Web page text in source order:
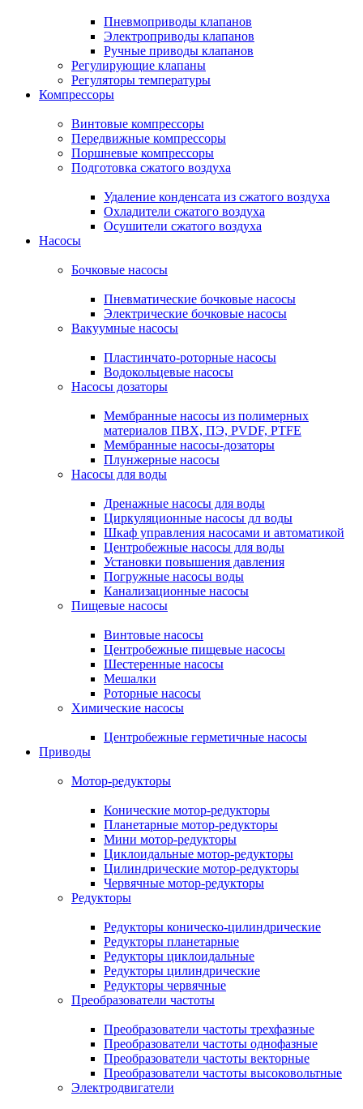
Пневмоприводы клапанов
Электроприводы клапанов
Ручные приводы клапанов
Регулирующие клапаны
Регуляторы температуры
Компрессоры
Винтовые компрессоры
Передвижные компрессоры
Поршневые компрессоры
Подготовка сжатого воздуха
Удаление конденсата из сжатого воздуха
Охладители сжатого воздуха
Осушители сжатого воздуха
Насосы
Бочковые насосы
Пневматические бочковые насосы
Электрические бочковые насосы
Вакуумные насосы
Пластинчато-роторные насосы
Водокольцевые насосы
Насосы дозаторы
Мембранные насосы из полимерных
материалов ПВХ, ПЭ, PVDF, PTFE
Мембранные насосы-дозаторы
Плунжерные насосы
Насосы для воды
Дренажные насосы для воды
Циркуляционные насосы дл воды
Шкаф управления насосами и автоматикой
Центробежные насосы для воды
Установки повышения давления
Погружные насосы воды
Канализационные насосы
Пищевые насосы
Винтовые насосы
Центробежные пищевые насосы
Шестеренные насосы
Мешалки
Роторные насосы
Химические насосы
Центробежные герметичные насосы
Приводы
Мотор-редукторы
Конические мотор-редукторы
Планетарные мотор-редукторы
Мини мотор-редукторы
Циклоидальные мотор-редукторы
Цилиндрические мотор-редукторы
Червячные мотор-редукторы
Редукторы
Редукторы коническо-цилиндрические
Редукторы планетарные
Редукторы циклоидальные
Редукторы цилиндрические
Редукторы червячные
Преобразователи частоты
Преобразователи частоты трехфазные
Преобразователи частоты однофазные
Преобразователи частоты векторные
Преобразователи частоты высоковольтные
Электродвигатели